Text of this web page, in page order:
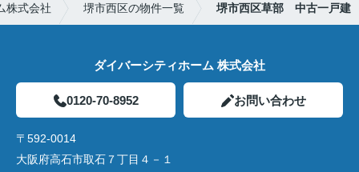
株式会社 堺市西区の物件一覧 堺市西区草部 中古一戸建
ダイバーシティホーム 株式会社
0120-70-8952 お問い合わせ
〒592-0014
大阪府高石市取石７丁目４－１